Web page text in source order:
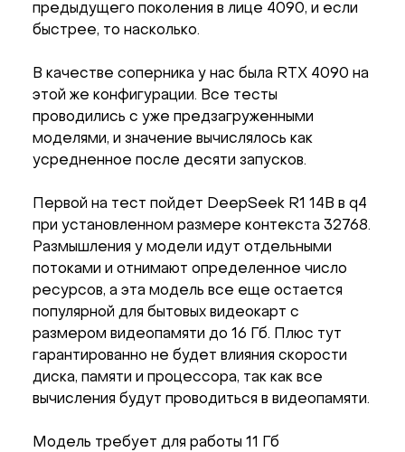
предыдущего поколения в лице 4090, и если
быстрее, то насколько.
В качестве соперника у нас была RTX 4090 на
этой же конфигурации. Все тесты
проводились с уже предзагруженными
моделями, и значение вычислялось как
усредненное после десяти запусков.
Первой на тест пойдет DeepSeek R1 14B в q4
при установленном размере контекста 32768.
Размышления у модели идут отдельными
потоками и отнимают определенное число
ресурсов, а эта модель все еще остается
популярной для бытовых видеокарт с
размером видеопамяти до 16 Гб. Плюс тут
гарантированно не будет влияния скорости
диска, памяти и процессора, так как все
вычисления будут проводиться в видеопамяти.
Модель требует для работы 11 Гб